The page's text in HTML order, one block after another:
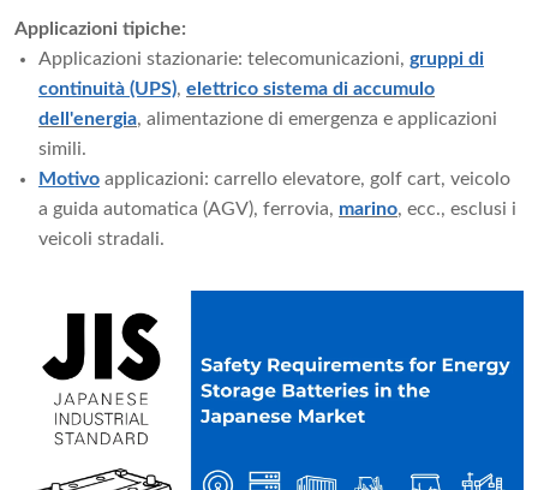
Applicazioni tipiche:
Applicazioni stazionarie: telecomunicazioni, gruppi di
continuità (UPS), elettrico sistema di accumulo
dell'energia, alimentazione di emergenza e applicazioni
simili.
Motivo applicazioni: carrello elevatore, golf cart, veicolo
a guida automatica (AGV), ferrovia, marino, ecc., esclusi i
veicoli stradali.